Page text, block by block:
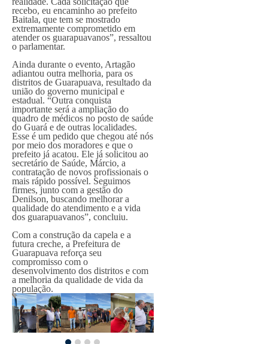
recebo, eu encaminho ao prefeito
Baitala, que tem se mostrado
extremamente comprometido em
atender os guarapuavanos”, ressaltou
o parlamentar.
Ainda durante o evento, Artagão
adiantou outra melhoria, para os
distritos de Guarapuava, resultado da
união do governo municipal e
estadual. “Outra conquista
importante será a ampliação do
quadro de médicos no posto de saúde
do Guará e de outras localidades.
Esse é um pedido que chegou até nós
por meio dos moradores e que o
prefeito já acatou. Ele já solicitou ao
secretário de Saúde, Márcio, a
contratação de novos profissionais o
mais rápido possível. Seguimos
firmes, junto com a gestão do
Denilson, buscando melhorar a
qualidade do atendimento e a vida
dos guarapuavanos”, concluiu.
Com a construção da capela e a
futura creche, a Prefeitura de
Guarapuava reforça seu
compromisso com o
desenvolvimento dos distritos e com
a melhoria da qualidade de vida da
população.